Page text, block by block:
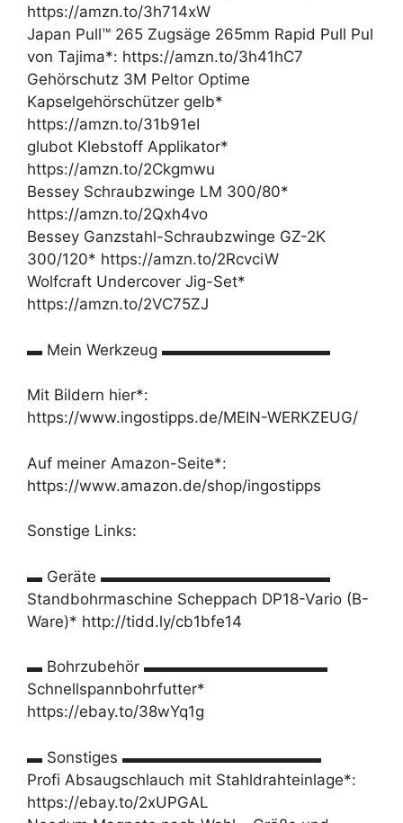
https://amzn.to/3h714xW
Japan Pull™ 265 Zugsäge 265mm Rapid Pull Pul
von Tajima*: https://amzn.to/3h41hC7
Gehörschutz 3M Peltor Optime
Kapselgehörschützer gelb*
https://amzn.to/31b91eI
glubot Klebstoff Applikator*
https://amzn.to/2Ckgmwu
Bessey Schraubzwinge LM 300/80*
https://amzn.to/2Qxh4vo
Bessey Ganzstahl-Schraubzwinge GZ-2K
300/120* https://amzn.to/2RcvciW
Wolfcraft Undercover Jig-Set*
https://amzn.to/2VC75ZJ
▬ Mein Werkzeug ▬▬▬▬▬▬▬▬▬▬▬
Mit Bildern hier*:
https://www.ingostipps.de/MEIN-WERKZEUG/
Auf meiner Amazon-Seite*:
https://www.amazon.de/shop/ingostipps
Sonstige Links:
▬ Geräte ▬▬▬▬▬▬▬▬▬▬▬▬▬▬▬
Standbohrmaschine Scheppach DP18-Vario (B-
Ware)* http://tidd.ly/cb1bfe14
▬ Bohrzubehör ▬▬▬▬▬▬▬▬▬▬▬▬
Schnellspannbohrfutter*
https://ebay.to/38wYq1g
▬ Sonstiges ▬▬▬▬▬▬▬▬▬▬▬▬▬
Profi Absaugschlauch mit Stahldrahteinlage*:
https://ebay.to/2xUPGAL